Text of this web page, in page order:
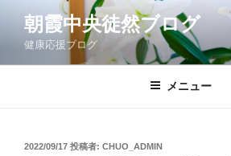
ン
朝霞中央徒然ブログ
健康応援ブログ
メニュー
投
2022/09/17 投稿者: CHUO_ADMIN